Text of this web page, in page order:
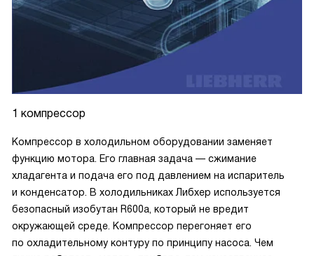
1 компрессор
Компрессор в холодильном оборудовании заменяет
функцию мотора. Его главная задача — сжимание
хладагента и подача его под давлением на испаритель
и конденсатор. В холодильниках Либхер используется
безопасный изобутан R600a, который не вредит
окружающей среде. Компрессор перегоняет его
по охладительному контуру по принципу насоса. Чем